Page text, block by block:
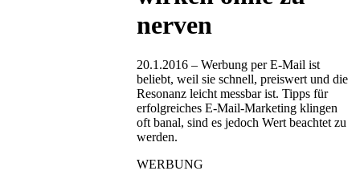
nerven
20.1.2016 – Werbung per E-Mail ist
beliebt, weil sie schnell, preiswert und die
Resonanz leicht messbar ist. Tipps für
erfolgreiches E-Mail-Marketing klingen
oft banal, sind es jedoch Wert beachtet zu
werden.
WERBUNG